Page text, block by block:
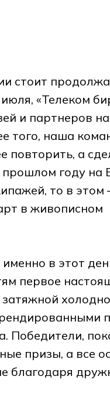
стоит
«Телеком
и партнеров
того, наша
повторить, а
прошлом году на
то в
в живописном
в этот
первое
Победители,
призы, а все
благодаря